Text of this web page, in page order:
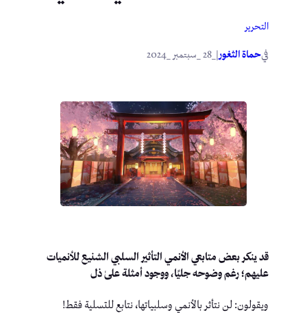
التحرير
فيحماة الثغور
قد ينكر بعض متابعي الأنمي التأثير السلبي الشنيع للأنميات
عليهم؛ رغم وضوحه جليًا، ووجود أمثلة علىٰ ذل
ويقولون: لن نتأثر بالأنمي وسلبياتها، نتابع للتسلية فقط!